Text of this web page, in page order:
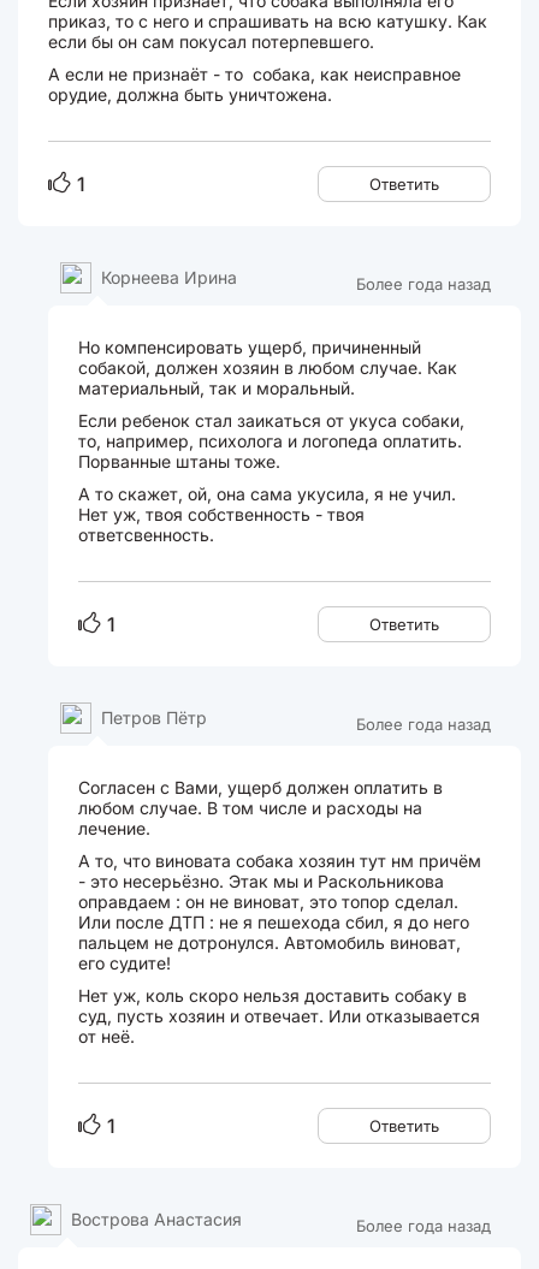
приказ, то с него и спрашивать на всю катушку. Как
если бы он сам покусал потерпевшего.
А если не признаёт - то собака, как неисправное
орудие, должна быть уничтожена.
1 Ответить
Более года назад
Корнеева Ирина
Но компенсировать ущерб, причиненный
собакой, должен хозяин в любом случае. Как
материальный, так и моральный.
Если ребенок стал заикаться от укуса собаки,
то, например, психолога и логопеда оплатить.
Порванные штаны тоже.
А то скажет, ой, она сама укусила, я не учил.
Нет уж, твоя собственность - твоя
ответсвенность.
1 Ответить
Более года назад
Петров Пётр
Согласен с Вами, ущерб должен оплатить в
любом случае. В том числе и расходы на
лечение.
А то, что виновата собака хозяин тут нм причём
- это несерьёзно. Этак мы и Раскольникова
оправдаем : он не виноват, это топор сделал.
Или после ДТП : не я пешехода сбил, я до него
пальцем не дотронулся. Автомобиль виноват,
его судите!
Нет уж, коль скоро нельзя доставить собаку в
суд, пусть хозяин и отвечает. Или отказывается
от неё.
1 Ответить
Более года назад
Вострова Анастасия